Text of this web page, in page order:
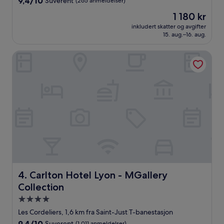
Prisen
er
1 180 kr
1 180 kr
inkludert skatter og avgifter
15. aug.–16. aug.
4. Carlton Hotel Lyon - MGallery
Collection
Carlton Hotel Lyon - MGallery Collection
Overnattingssted
med
4.0
Les Cordeliers, 1,6 km fra Saint-Just T-banestasjon